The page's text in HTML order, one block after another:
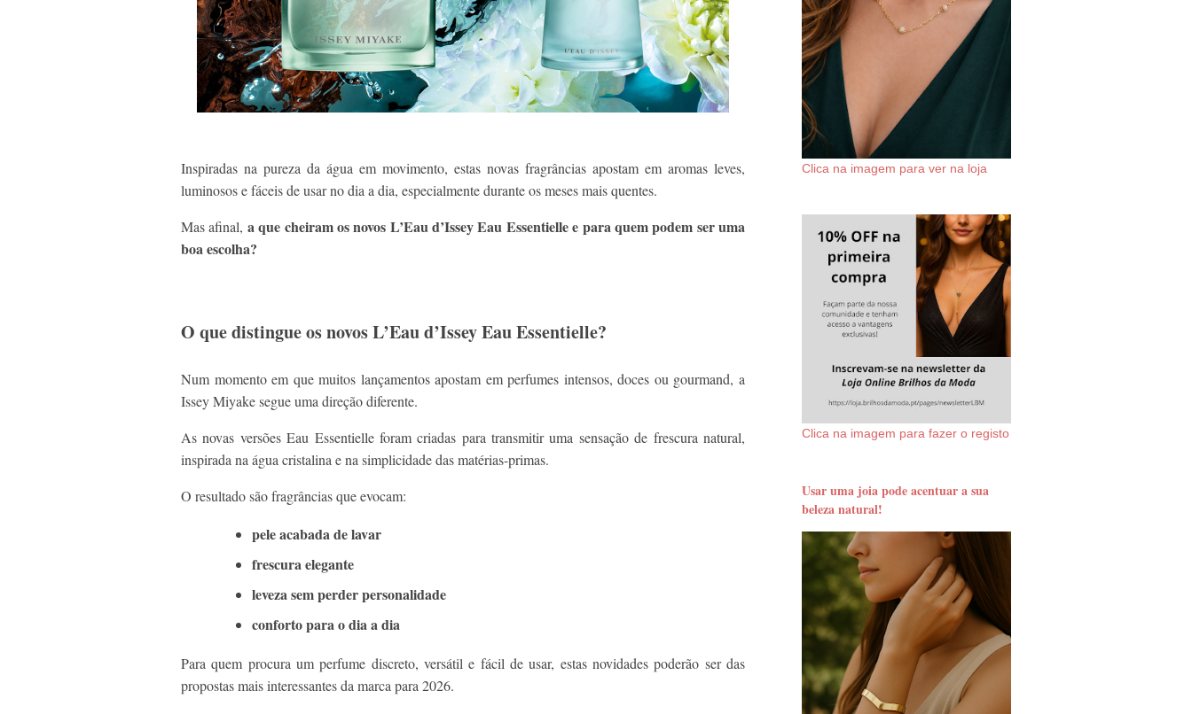
Inspiradas na pureza da água em movimento, estas novas fragrâncias apostam em aromas leves,
luminosos e fáceis de usar no dia a dia, especialmente durante os meses mais quentes.
Mas afinal, a que cheiram os novos L’Eau d’Issey Eau Essentielle e para quem podem ser uma
boa escolha?
O que distingue os novos L’Eau d’Issey Eau Essentielle?
Num momento em que muitos lançamentos apostam em perfumes intensos, doces ou gourmand, a
Issey Miyake segue uma direção diferente.
As novas versões Eau Essentielle foram criadas para transmitir uma sensação de frescura natural,
inspirada na água cristalina e na simplicidade das matérias-primas.
O resultado são fragrâncias que evocam:
pele acabada de lavar
frescura elegante
leveza sem perder personalidade
conforto para o dia a dia
Para quem procura um perfume discreto, versátil e fácil de usar, estas novidades poderão ser das
propostas mais interessantes da marca para 2026.
Clica na imagem para ver na loja
Clica na imagem para fazer o registo
Usar uma joia pode acentuar a sua
beleza natural!